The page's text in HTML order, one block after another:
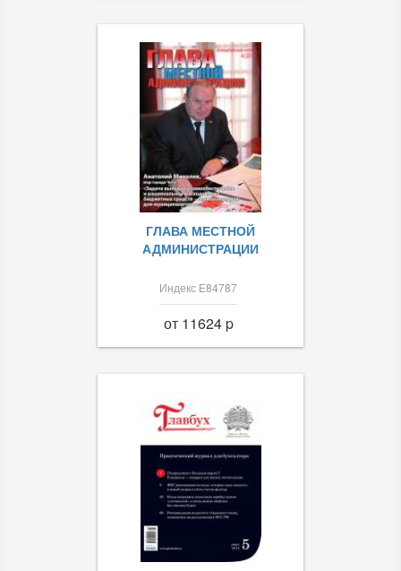
ГЛАВА МЕСТНОЙ
АДМИНИСТРАЦИИ
Индекс Е84787
от 11624 p